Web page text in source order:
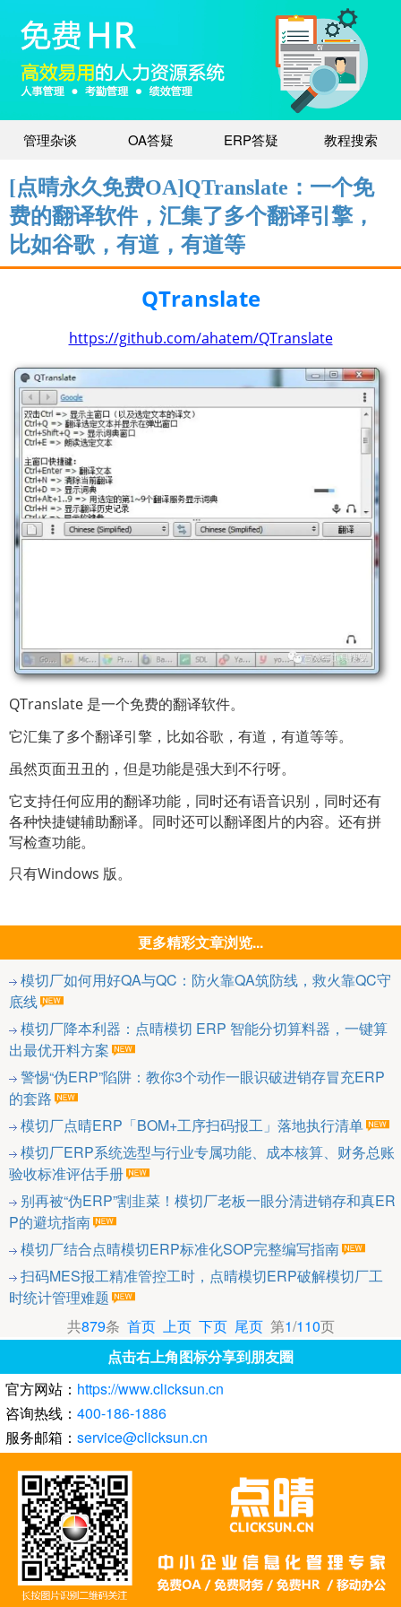
管理杂谈 OA答疑 ERP答疑 教程搜索
[点晴永久免费OA]QTranslate ：一个免
费的翻译软件，汇集了多个翻译引擎，
比如谷歌，有道，有道等
QTranslate﻿
https://github.com/ahatem/QTranslate
QTranslate 是一个免费的翻译软件。
它汇集了多个翻译引擎，比如谷歌，有道，有道等等。
虽然页面丑丑的，但是功能是强大到不行呀。
它支持任何应用的翻译功能，同时还有语音识别，同时还有
各种快捷键辅助翻译。同时还可以翻译图片的内容。还有拼
写检查功能。
只有Windows 版。
更多精彩文章浏览...
模切厂如何用好QA与QC：防火靠QA筑防线，救火靠QC守
底线
模切厂降本利器：点晴模切 ERP 智能分切算料器，一键算
出最优开料方案
警惕“伪ERP”陷阱：教你3个动作一眼识破进销存冒充ERP
的套路
模切厂点晴ERP「BOM+工序扫码报工」落地执行清单
模切厂ERP系统选型与行业专属功能、成本核算、财务总账
验收标准评估手册
别再被“伪ERP”割韭菜！模切厂老板一眼分清进销存和真ER
P的避坑指南
模切厂结合点晴模切ERP标准化SOP完整编写指南
扫码MES报工精准管控工时，点晴模切ERP破解模切厂工
时统计管理难题
共879条 首页 上页 下页 尾页第1/110页
点击右上角图标分享到朋友圈
官方网站： https://www.clicksun.cn
咨询热线： 400-186-1886
服务邮箱： service@clicksun.cn